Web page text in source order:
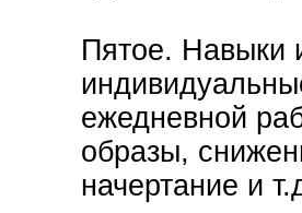
Пятое. Навыки
ежедневной
образы,
начертание и